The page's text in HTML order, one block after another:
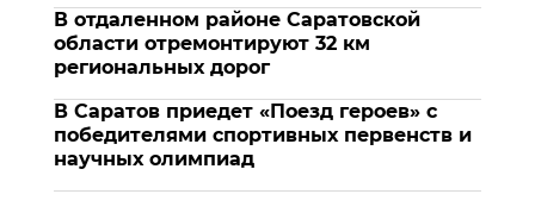
В отдаленном районе Саратовской
области отремонтируют 32 км
региональных дорог
В Саратов приедет «Поезд героев» с
победителями спортивных первенств и
научных олимпиад